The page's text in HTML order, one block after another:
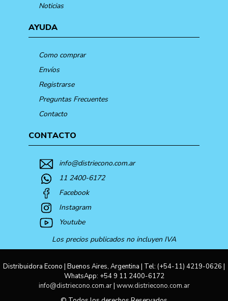
Noticias
AYUDA
Como comprar
Envíos
Registrarse
Preguntas Frecuentes
Contacto
CONTACTO
info@distriecono.com.ar
11 2400-6172
Facebook
Instagram
Youtube
Los precios publicados no incluyen IVA
Distribuidora Econo | Buenos Aires, Argentina | Tel: (+54-11) 4219-0626 |
WhatsApp: +54 9 11 2400-6172
info@distriecono.com.ar| www.distriecono.com.ar